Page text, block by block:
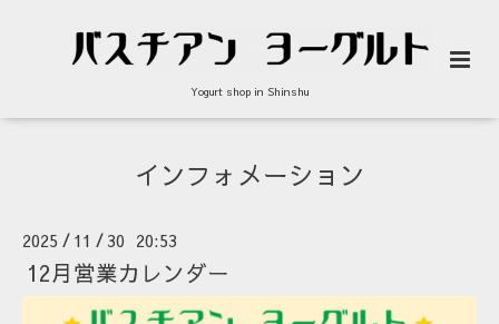
Yogurt shop in Shinshu
インフォメーション
2025 / 11 / 30 20:53
12月営業カレンダー